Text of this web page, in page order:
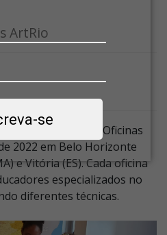
se
ArtRio
Cultural Vale, as Oficinas
2022 em Belo Horizonte
e Vitória (ES). Cada oficina
especializados no
diferentes técnicas.